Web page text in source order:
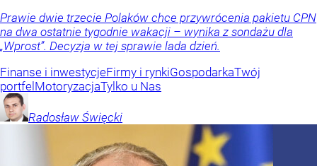
Prawie dwie trzecie Polaków chce przywrócenia pakietu CPN
na dwa ostatnie tygodnie wakacji – wynika z sondażu dla
„Wprost”. Decyzja w tej sprawie lada dzień.
Finanse i inwestycjeFirmy i rynkiGospodarkaTwój
portfel MotoryzacjaTylko u Nas
Radosław Święcki